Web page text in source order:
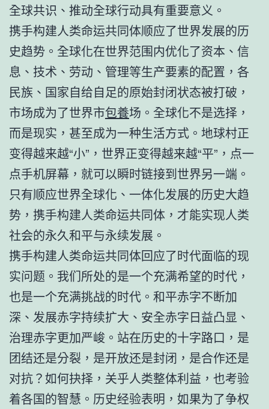
全球共识、推动全球行动具有重要意义。
携手构建人类命运共同体顺应了世界发展的历
史趋势。全球化在世界范围内优化了资本、信
息、技术、劳动、管理等生产要素的配置，各
民族、国家自给自足的原始封闭状态被打破，
市场成为了世界市包養场。全球化不是选择，
而是现实，甚至成为一种生活方式。地球村正
变得越来越“小”，世界正变得越来越“平”，点一
点手机屏幕，就可以瞬时链接到世界另一端。
只有顺应世界全球化、一体化发展的历史大趋
势，携手构建人类命运共同体，才能实现人类
社会的永久和平与永续发展。
携手构建人类命运共同体回应了时代面临的现
实问题。我们所处的是一个充满希望的时代，
也是一个充满挑战的时代。和平赤字不断加
深、发展赤字持续扩大、安全赤字日益凸显、
治理赤字更加严峻。站在历史的十字路口，是
团结还是分裂，是开放还是封闭，是合作还是
对抗？如何抉择，关乎人类整体利益，也考验
着各国的智慧。历史经验表明，如果为了争权